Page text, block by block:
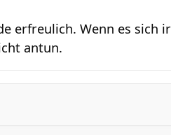
erfreulich. Wenn es sich
antun.